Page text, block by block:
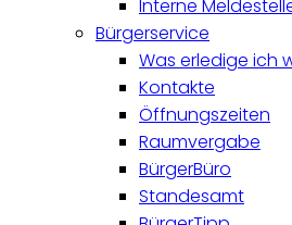
Interne
Bürgerservice
Was erledige ich
Kontakte
Öffnungszeiten
Raumvergabe
BürgerBüro
Standesamt